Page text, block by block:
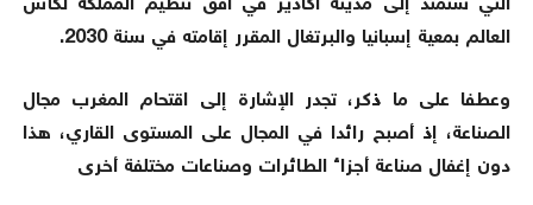
العالم بمعية إسبانيا والبرتغال المقرر إقامته في سنة 2030.
وعطفا على ما ذكر، تجدر الإشارة إلى اقتحام المغرب مجال
الصناعة، إذ أصبح رائدا في المجال على المستوى القاري، هذا
دون إغفال صناعة أجزاء الطائرات وصناعات مختلفة أخرى